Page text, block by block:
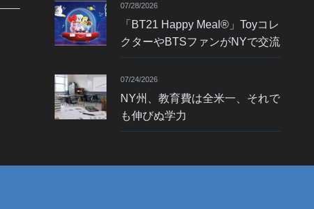
07/28/2026
「BT21 Happy Meal®」Toyコレ
クターやBTSファンがNYで交流
07/24/2026
NY州、教育費は全米一、それで
も伸びぬ学力